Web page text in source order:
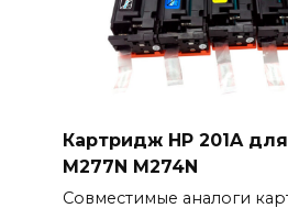
Картридж HP 201A
M277N M274N
Совместимые аналоги